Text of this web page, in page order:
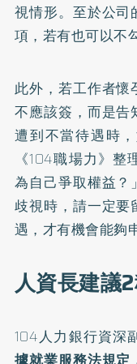
視情形。至於公司
項，若有也可以不
此外，若工作者
不應該簽，而是
遭到不當待遇時
《104職場力》
為自己爭取權益
歧視時，請一定
遇，才有機會能夠
人資長建議
104人力銀行資深
據就業服務法規